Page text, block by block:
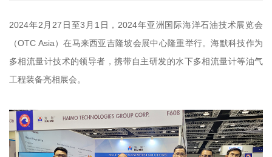
2024年2月27日至3月1日，2024年亚洲国际海洋石油技术展览会
（OTC Asia）在马来西亚吉隆坡会展中心隆重举行。海默科技作为
多相流量计技术的领导者，携带自主研发的水下多相流量计等油气
工程装备亮相展会。